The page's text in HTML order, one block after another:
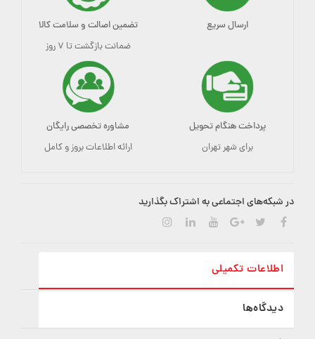
ارسال سریع تضمین اصالت و سلامت کالا
ضمانت بازگشت تا ۷ روز
پرداخت هنگام تحویل
برای شهر تهران
مشاوره تخصصی رایگان
ارائه اطلاعات بروز و کامل
در شبکه‌های اجتماعی به اشتراک بگذارید
اطلاعات تکمیلی
دیدگاه‌ها